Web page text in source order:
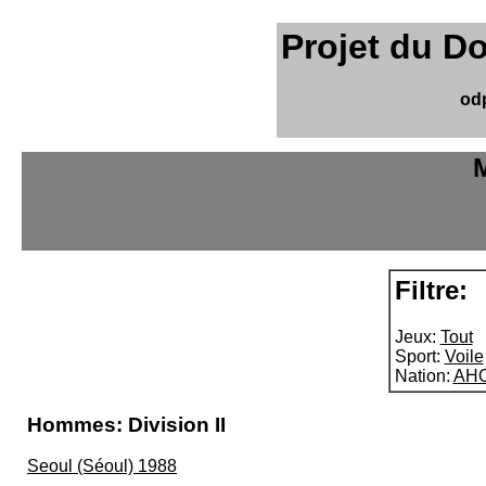
Projet du
Filtre:
Jeux: Tout
Sport: Voile
Nation:
Hommes: Division II
Seoul (Séoul) 1988